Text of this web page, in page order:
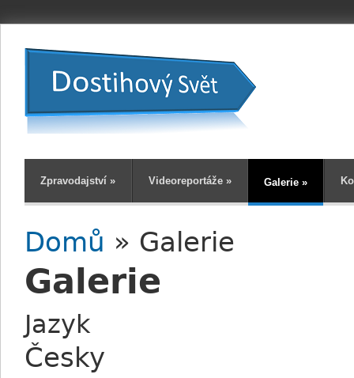
Zpravodajství » Videoreportáže » Galerie »
Jste zde
Domů » Galerie
Galerie
Jazyk
Česky